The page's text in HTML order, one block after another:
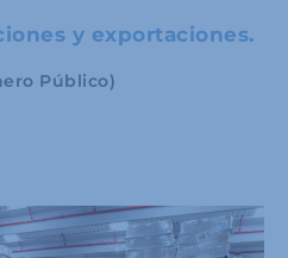
y exportaciones.
Público)